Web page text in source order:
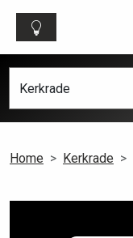
Home Kerkrade